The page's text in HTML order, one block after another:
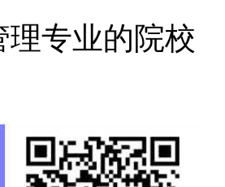
专业的院校